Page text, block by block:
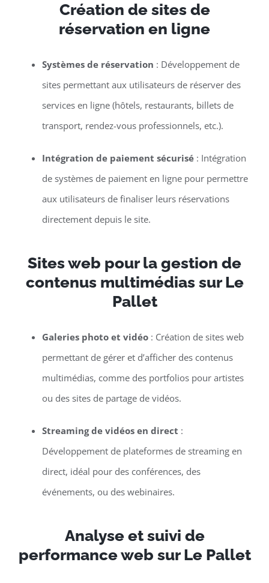
Création de sites de
réservation en ligne
Systèmes de réservation : Développement de
sites permettant aux utilisateurs de réserver des
services en ligne (hôtels, restaurants, billets de
transport, rendez-vous professionnels, etc.).
Intégration de paiement sécurisé: Intégration
de systèmes de paiement en ligne pour permettre
aux utilisateurs de finaliser leurs réservations
directement depuis le site.
Sites web pour la gestion de
contenus multimédias sur Le
Pallet
Galeries photo et vidéo: Création de sites web
permettant de gérer et d’afficher des contenus
multimédias, comme des portfolios pour artistes
ou des sites de partage de vidéos.
Streaming de vidéos en direct :
Développement de plateformes de streaming en
direct, idéal pour des conférences, des
événements, ou des webinaires.
Analyse et suivi de
performance web sur Le Pallet